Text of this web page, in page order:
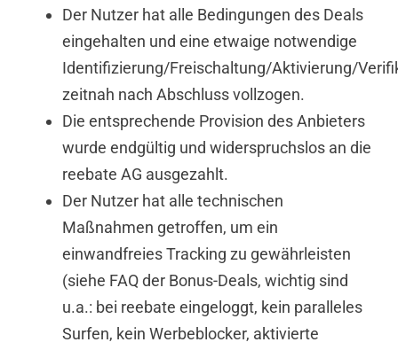
Der Nutzer hat alle Bedingungen des Deals
eingehalten und eine etwaige notwendige
Identifizierung/Freischaltung/Aktivierung/
zeitnah nach Abschluss vollzogen.
Die entsprechende Provision des Anbieters
wurde endgültig und widerspruchslos an die
reebate AG ausgezahlt.
Der Nutzer hat alle technischen
Maßnahmen getroffen, um ein
einwandfreies Tracking zu gewährleisten
(siehe FAQ der Bonus-Deals, wichtig sind
u.a.: bei reebate eingeloggt, kein paralleles
Surfen, kein Werbeblocker, aktivierte